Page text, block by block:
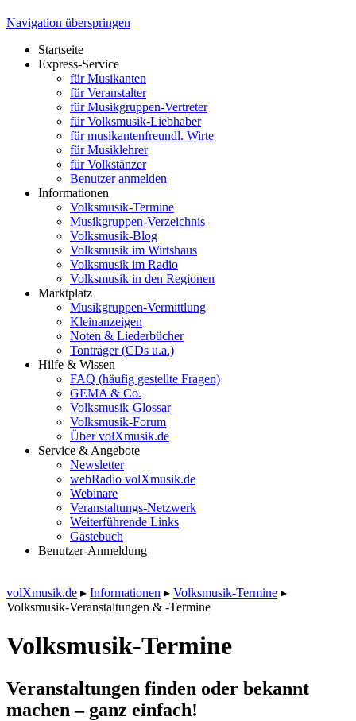
Navigation überspringen
Startseite
Express-Service
für Musikanten
für Veranstalter
für Musikgruppen-Vertreter
für Volksmusik-Liebhaber
für musikantenfreundl. Wirte
für Musiklehrer
für Volkstänzer
Benutzer anmelden
Informationen
Volksmusik-Termine
Musikgruppen-Verzeichnis
Volksmusik-Blog
Volksmusik im Wirtshaus
Volksmusik im Radio
Volksmusik in den Regionen
Marktplatz
Musikgruppen-Vermittlung
Kleinanzeigen
Noten & Liederbücher
Tonträger (CDs u.a.)
Hilfe & Wissen
FAQ (häufig gestellte Fragen)
GEMA & Co.
Volksmusik-Glossar
Volksmusik-Forum
Über volXmusik.de
Service & Angebote
Newsletter
webRadio volXmusik.de
Webinare
Veranstaltungs-Netzwerk
Weiterführende Links
Gästebuch
Benutzer-Anmeldung
volXmusik.de ▸ Informationen ▸ Volksmusik-Termine ▸
Volksmusik-Veranstaltungen & -Termine
Volksmusik-Termine
Veranstaltungen finden oder bekannt
machen – ganz einfach!